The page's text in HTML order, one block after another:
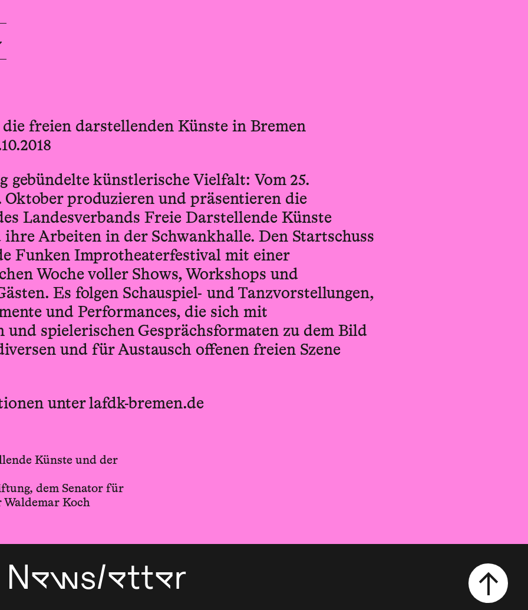
freien darstellenden Künste in Bremen
gebündelte künstlerische Vielfalt: Vom 25.
Oktober produzieren und präsentieren die
Landesverbands Freie Darstellende Künste
ihre Arbeiten in der Schwankhalle. Den Startschuss
Funken Improtheaterfestival mit einer
Woche voller Shows, Workshops und
Es folgen Schauspiel- und Tanzvorstellungen,
und Performances, die sich mit
spielerischen Gesprächsformaten zu dem Bild
und für Austausch offenen freien Szene
unter lafdk-bremen.de
Künste und der
dem Senator für
Koch
Newsletter